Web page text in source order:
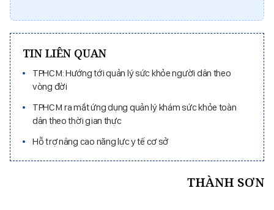
TIN LIÊN QUAN
TPHCM: Hướng tới quản lý sức khỏe người dân theo
vòng đời
TPHCM ra mắt ứng dụng quản lý khám sức khỏe toàn
dân theo thời gian thực
Hỗ trợ nâng cao năng lực y tế cơ sở
THÀNH SƠN